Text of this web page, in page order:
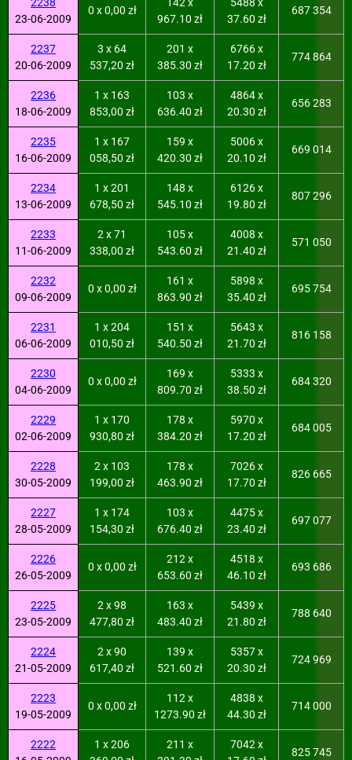
23-06-2009
0 x 0,00 zł
967.10 zł
37.60 zł
687 354
2237
20-06-2009
3 x 64
537,20 zł
201 x
385.30 zł
6766 x
17.20 zł
774 864
2236
18-06-2009
1 x 163
853,00 zł
103 x
636.40 zł
4864 x
20.30 zł
656 283
2235
16-06-2009
1 x 167
058,50 zł
159 x
420.30 zł
5006 x
20.10 zł
669 014
2234
13-06-2009
1 x 201
678,50 zł
148 x
545.10 zł
6126 x
19.80 zł
807 296
2233
11-06-2009
2 x 71
338,00 zł
105 x
543.60 zł
4008 x
21.40 zł
571 050
2232
09-06-2009
0 x 0,00 zł
161 x
863.90 zł
5898 x
35.40 zł
695 754
2231
06-06-2009
1 x 204
010,50 zł
151 x
540.50 zł
5643 x
21.70 zł
816 158
2230
04-06-2009
0 x 0,00 zł
169 x
809.70 zł
5333 x
38.50 zł
684 320
2229
02-06-2009
1 x 170
930,80 zł
178 x
384.20 zł
5970 x
17.20 zł
684 005
2228
30-05-2009
2 x 103
199,00 zł
178 x
463.90 zł
7026 x
17.70 zł
826 665
2227
28-05-2009
1 x 174
154,30 zł
103 x
676.40 zł
4475 x
23.40 zł
697 077
2226
26-05-2009
0 x 0,00 zł
212 x
653.60 zł
4518 x
46.10 zł
693 686
2225
23-05-2009
2 x 98
477,80 zł
163 x
483.40 zł
5439 x
21.80 zł
788 640
2224
21-05-2009
2 x 90
617,40 zł
139 x
521.60 zł
5357 x
20.30 zł
724 969
2223
19-05-2009
0 x 0,00 zł
112 x
1273.90 zł
4838 x
44.30 zł
714 000
2222
1 x 206
211 x
7042 x
825 745